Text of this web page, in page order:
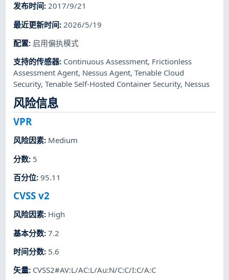
发布时间:2017/9/21
最近更新时间: 2026/5/19
配置: 启用偏执模式
支持的传感器: Continuous Assessment, Frictionless
Assessment Agent, Nessus Agent,Tenable Cloud
Security,Tenable Self-Hosted Container Security, Nessus
风险信息
VPR
风险因素: Medium
分数: 5
百分位:95.11
CVSS v2
风险因素: High
基本分数:7.2
时间分数: 5.6
矢量: CVSS2#AV:L/AC:L/Au:N/C:C/I:C/A:C